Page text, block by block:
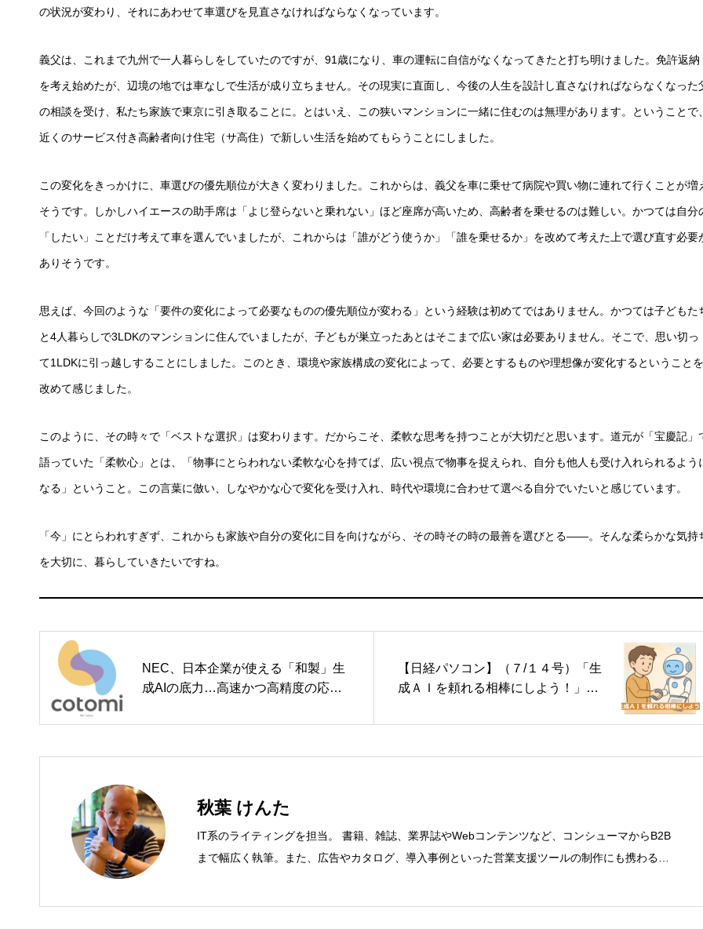
の状況が変わり、それにあわせて車選びを見直さなければならなくなっています。
義父は、これまで九州で一人暮らしをしていたのですが、91歳になり、車の運転に自信がなくなってきたと打ち明けました。免許返納
を考え始めたが、辺境の地では車なしで生活が成り立ちません。その現実に直面し、今後の人生を設計し直さなければならなくなった
の相談を受け、私たち家族で東京に引き取ることに。とはいえ、この狭いマンションに一緒に住むのは無理があります。ということで、
近くのサービス付き高齢者向け住宅（サ高住）で新しい生活を始めてもらうことにしました。
この変化をきっかけに、車選びの優先順位が大きく変わりました。これからは、義父を車に乗せて病院や買い物に連れて行くことが増
そうです。しかしハイエースの助手席は「よじ登らないと乗れない」ほど座席が高いため、高齢者を乗せるのは難しい。かつては自分
「したい」ことだけ考えて車を選んでいましたが、これからは「誰がどう使うか」「誰を乗せるか」を改めて考えた上で選び直す必要
ありそうです。
思えば、今回のような「要件の変化によって必要なものの優先順位が変わる」という経験は初めてではありません。かつては子どもた
と4人暮らしで3LDKのマンションに住んでいましたが、子どもが巣立ったあとはそこまで広い家は必要ありません。そこで、思い切っ
て1LDKに引っ越しすることにしました。このとき、環境や家族構成の変化によって、必要とするものや理想像が変化するということを
改めて感じました。
このように、その時々で「ベストな選択」は変わります。だからこそ、柔軟な思考を持つことが大切だと思います。道元が「宝慶記」
語っていた「柔軟心」とは、「物事にとらわれない柔軟な心を持てば、広い視点で物事を捉えられ、自分も他人も受け入れられるよう
なる」ということ。この言葉に倣い、しなやかな心で変化を受け入れ、時代や環境に合わせて選べる自分でいたいと感じています。
「今」にとらわれすぎず、これからも家族や自分の変化に目を向けながら、その時その時の最善を選びとる――。そんな柔らかな気持
を大切に、暮らしていきたいですね。
NEC、日本企業が使える「和製」生
成AIの底力…高速かつ高精度の応答
【日経パソコン】（７/１４号）「生
成ＡＩを頼れる相棒にしよう！」第
知る」
秋葉 けんた
IT系のライティングを担当。 書籍、雑誌、業界誌やWebコンテンツなど、コンシューマからB2B
まで幅広く執筆。また、広告やカタログ、導入事例といった営業支援ツールの制作にも携わる。